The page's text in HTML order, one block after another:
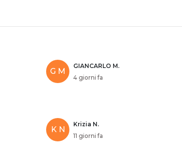
G M
GIANCARLO M.
4 giorni fa
K N
Krizia N.
11 giorni fa